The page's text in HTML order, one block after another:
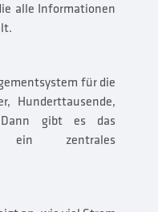
alle Informationen
für die
Hunderttausende,
Dann gibt es das
ein zentrales